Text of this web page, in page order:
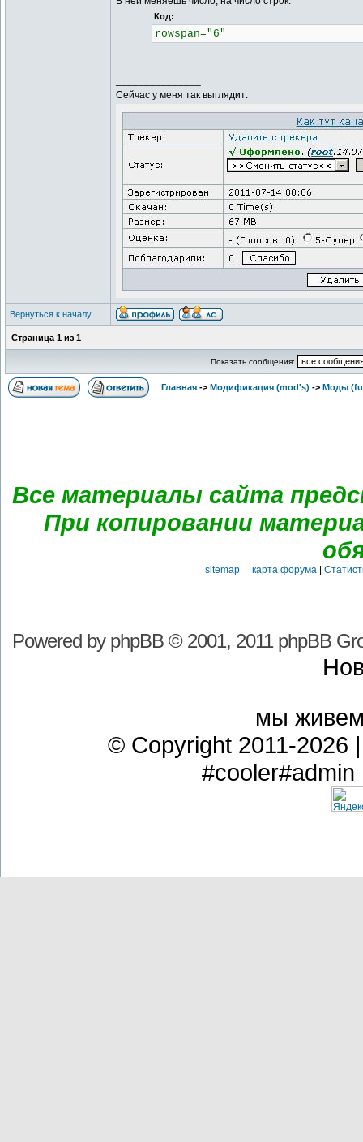
Код:
rowspan="6"
Сейчас у меня так выглядит:
Вернуться к началу
Страница 1 из 1
Показать сообщения:
Главная -> Модификация (mod's) -> Моды
Все материалы сайта
При копировании
sitemap карта форума
Powered by phpBB © 2001, 2011 phpBB
мы
© Copyright 2011-2026